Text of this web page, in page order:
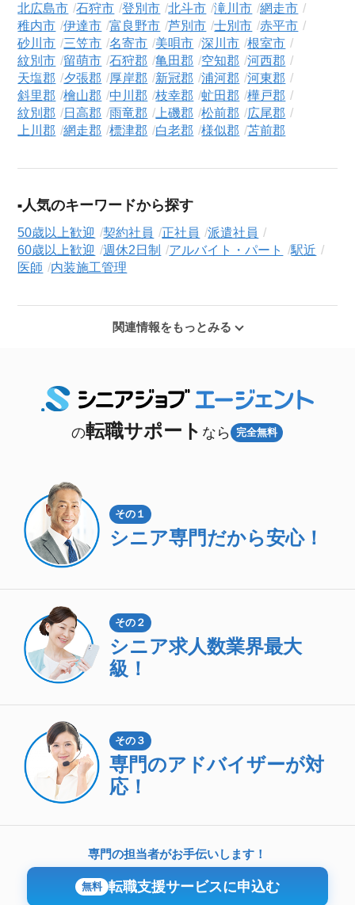
北広島市
石狩市 登別市 北斗市 滝川市
網走市
稚内市
伊達市 富良野市 芦別市 士別市
赤平市
砂川市
三笠市 名寄市 美唄市 深川市
根室市
紋別市
留萌市 石狩郡 亀田郡 空知郡
河西郡
天塩郡
夕張郡 厚岸郡 新冠郡 浦河郡
河東郡
斜里郡
檜山郡 中川郡 枝幸郡 虻田郡
樺戸郡
紋別郡
日高郡 雨竜郡 上磯郡 松前郡
広尾郡
上川郡
網走郡 標津郡 白老郡 様似郡 苫前郡
人気のキーワードから探す
50歳以上歓迎 契約社員 正社員
派遣社員
60歳以上歓迎
週休2日制 アルバイト・パート
駅近
医師
内装施工管理
関連情報をもっとみる
の転職サポート なら 完全無料
その１
シニア専門だから安心！
その２
シニア求人数業界最大
級！
その３
専門のアドバイザーが対
応！
専門の担当者がお手伝いします！
無料 転職支援サービスに申込む